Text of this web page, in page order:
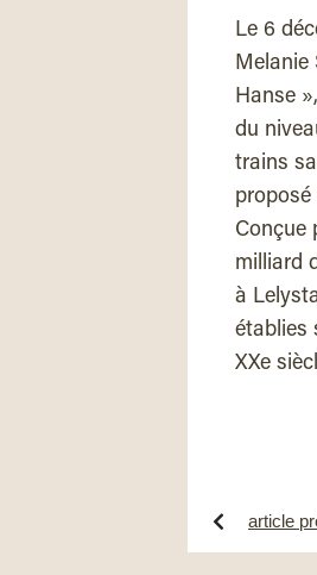
Le 6
Melanie
Hanse
du
trains
Conçue
milliard
à
établies
XXe
article